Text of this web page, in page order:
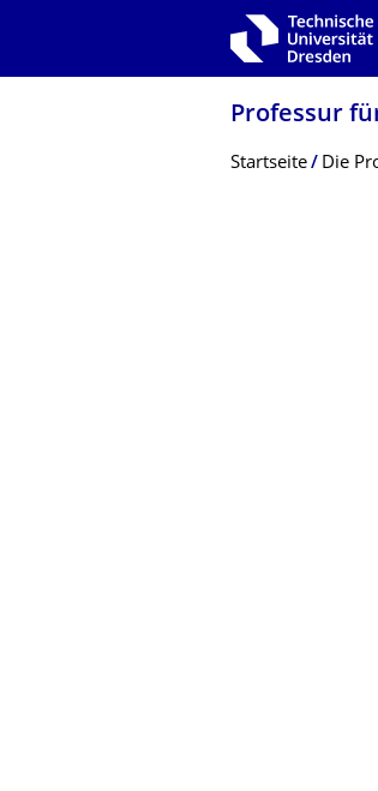
Zur Hauptnavigation springen
Professur
Breadcrumb-
Startseite Die